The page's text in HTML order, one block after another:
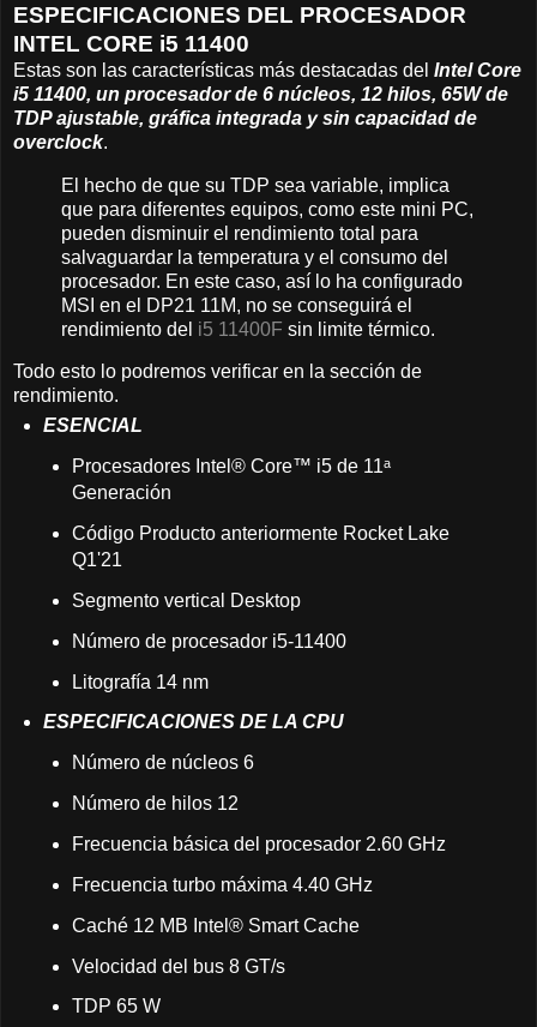
ESPECIFICACIONES DEL PROCESADOR
INTEL CORE i5 11400
Estas son las características más destacadas del Intel Core
i5 11400, un procesador de 6 núcleos, 12 hilos, 65W de
TDP ajustable, gráfica integrada y sin capacidad de
overclock.
El hecho de que su TDP sea variable, implica
que para diferentes equipos, como este mini PC,
pueden disminuir el rendimiento total para
salvaguardar la temperatura y el consumo del
procesador. En este caso, así lo ha configurado
MSI en el DP21 11M, no se conseguirá el
rendimiento del i5 11400F sin limite térmico.
Todo esto lo podremos verificar en la sección de
rendimiento.
ESENCIAL
Procesadores Intel® Core™ i5 de 11ᵃ
Generación
Código Producto anteriormente Rocket Lake
Q1'21
Segmento vertical Desktop
Número de procesador i5-11400
Litografía 14 nm
ESPECIFICACIONES DE LA CPU
Número de núcleos 6
Número de hilos 12
Frecuencia básica del procesador 2.60 GHz
Frecuencia turbo máxima 4.40 GHz
Caché 12 MB Intel® Smart Cache
Velocidad del bus 8 GT/s
TDP 65 W